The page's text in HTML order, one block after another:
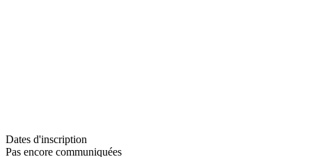
Dates d'inscription
Pas encore communiquées